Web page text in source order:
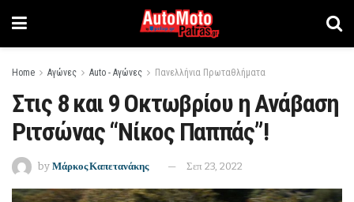
Home Αγώνες Auto - Αγώνες Πανελλήνια Πρωταθλήματα
Στις 8 και 9 Οκτωβρίου η Ανάβαση
Ριτσώνας “Νίκος Παππάς”!
by Μάρκος Καπετανάκης Σεπ 23, 2022